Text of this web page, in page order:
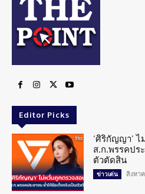
Editor Picks
‘ศิริกัญญา’
ส.ก.พรรคปร
ตัวตัดสิน
ข่าวเด่น สิงหา